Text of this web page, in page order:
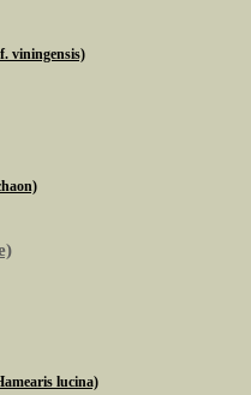
viningensis)
lucina)